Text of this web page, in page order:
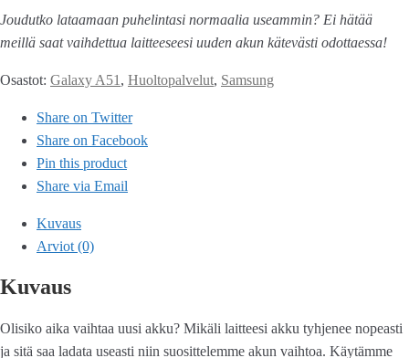
Joudutko lataamaan puhelintasi normaalia useammin? Ei hätää
meillä saat vaihdettua laitteeseesi uuden akun kätevästi odottaessa!
Osastot: Galaxy A51 , Huoltopalvelut, Samsung
Share on Twitter
Share on Facebook
Pin this product
Share via Email
Kuvaus
Arviot (0)
Kuvaus
Olisiko aika vaihtaa uusi akku? Mikäli laitteesi akku tyhjenee nopeasti
ja sitä saa ladata useasti niin suosittelemme akun vaihtoa. Käytämme